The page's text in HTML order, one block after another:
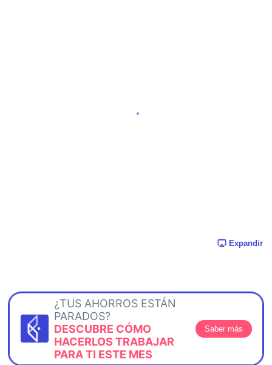
Expandir
¿TUS AHORROS ESTÁN
PARADOS?
DESCUBRE CÓMO
HACERLOS TRABAJAR
PARA TI ESTE MES
Saber más